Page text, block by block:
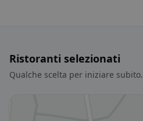
Ristoranti selezionati
Qualche scelta per iniziare subito.